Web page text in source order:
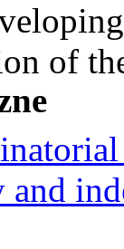
of